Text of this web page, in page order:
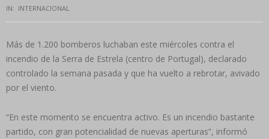
IN: INTERNACIONAL
Más de 1.200 bomberos luchaban este miércoles contra el
incendio de la Serra de Estrela (centro de Portugal), declarado
controlado la semana pasada y que ha vuelto a rebrotar, avivado
por el viento.
“En este momento se encuentra activo. Es un incendio bastante
partido, con gran potencialidad de nuevas aperturas”, informó